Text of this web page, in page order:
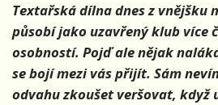
Textařská dílna dnes z vnějšku
působí jako uzavřený klub více
osobností. Pojď ale nějak
se bojí mezi vás přijít. Sám
odvahu zkoušet veršovat, když